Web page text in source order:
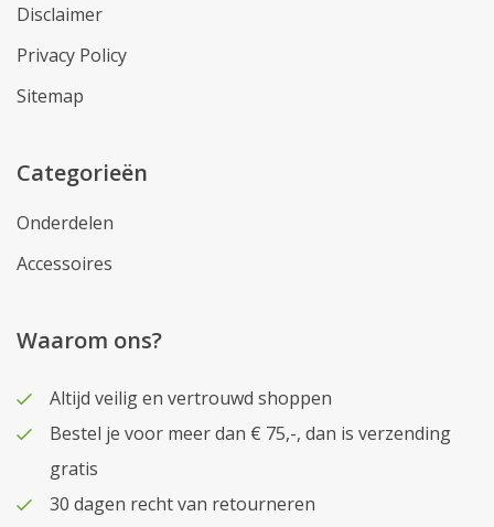
Disclaimer
Privacy Policy
Sitemap
Categorieën
Onderdelen
Accessoires
Waarom ons?
Altijd veilig en vertrouwd shoppen
Bestel je voor meer dan € 75,-, dan is verzending
gratis
30 dagen recht van retourneren